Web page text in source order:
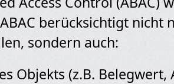
berücksichtigt nicht
sondern auch:
Objekts (z.B. Belegwert,